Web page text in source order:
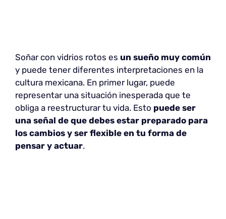
Soñar con vidrios rotos es un sueño muy común
y puede tener diferentes interpretaciones en la
cultura mexicana. En primer lugar, puede
representar una situación inesperada que te
obliga a reestructurar tu vida. Esto puede ser
una señal de que debes estar preparado para
los cambios y ser flexible en tu forma de
pensar y actuar.